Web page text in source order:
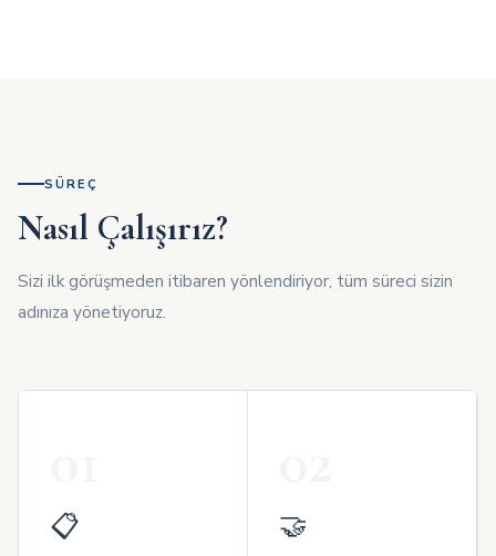
SÜREÇ
Nasıl Çalışırız?
Sizi ilk görüşmeden itibaren yönlendiriyor, tüm süreci sizin
adınıza yönetiyoruz.
📋 🤝